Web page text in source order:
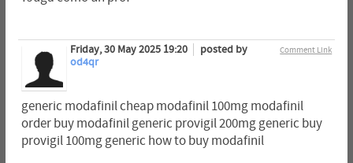
Comment Link
Friday, 30 May 2025 19:20
posted by
od4qr
generic modafinil cheap modafinil 100mg modafinil
order buy modafinil generic provigil 200mg generic buy
provigil 100mg generic how to buy modafinil